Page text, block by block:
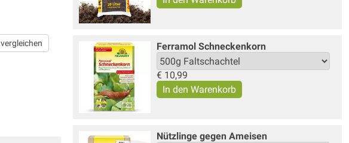
vergleichen Ferramol Schneckenkorn
€ 10,99
Nützlinge gegen Ameisen